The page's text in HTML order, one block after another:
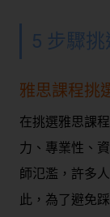
5 步驟
雅思課程挑
在挑選雅思課
力、專業性、
師氾濫，許多
此，為了避免